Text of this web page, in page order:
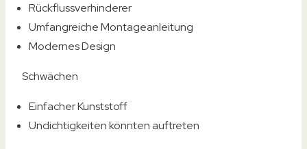
Rückflussverhinderer
Umfangreiche Montageanleitung
Modernes Design
Schwächen
Einfacher Kunststoff
Undichtigkeiten könnten auftreten